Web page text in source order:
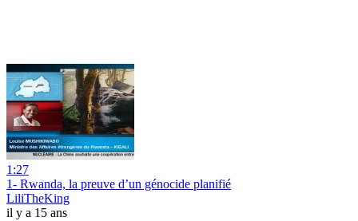
1:27
1- Rwanda, la preuve d’un génocide planifié
LiliTheKing
il y a 15 ans